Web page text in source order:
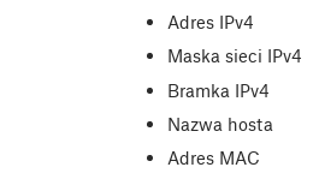
Adres IPv4
Maska sieci IPv4
Bramka IPv4
Nazwa hosta
Adres MAC